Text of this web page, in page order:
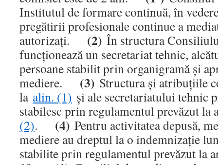
Institutul de formare continuă, în
pregătirii profesionale continue a
autorizaţi. (2) În structura
funcţionează un secretariat tehnic,
persoane stabilit prin organigramă şi
mediere. (3) Structura şi atribuţiile
la alin. (1) şi ale secretariatului tehnic
stabilesc prin regulamentul prevăzut
(2). (4) Pentru activitatea depusă,
mediere au dreptul la o indemnizaţie
stabilite prin regulamentul prevăzut la